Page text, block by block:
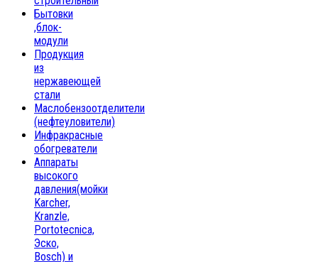
Бытовки
,блок-
модули
Продукция
из
нержавеющей
стали
Маслобензоотделители
(нефтеуловители)
Инфракрасные
обогреватели
Аппараты
высокого
давления(мойки
Karcher,
Kranzle,
Portotecnica,
Эско,
Bosch) и